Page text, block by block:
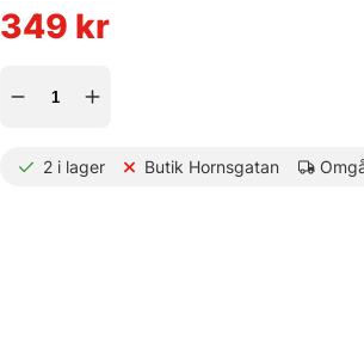
349 kr
2 i lager Butik Hornsgatan